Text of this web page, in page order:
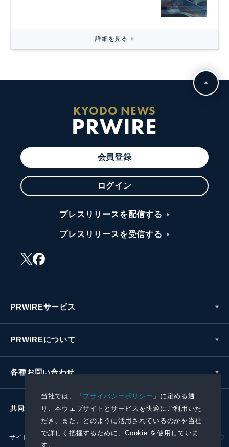
当社では、「プライバシーポリシー 」に定める通
り、本ウェブサイトとサービスを快適にご利用いた
だき、また、どのように活用されているのかを当社
で詳しく把握するために、Cookie を使用していま
す。
詳細を見る
KYODO NEWS
PRWIRE
会員登録
ログイン
プレスリリースを配信する
プレスリリースを受信する
PRWIREサービス
PRWIREについて
各種お問い合わせ
共同通信社グループ
サイトポリシー プライバシーポリシー